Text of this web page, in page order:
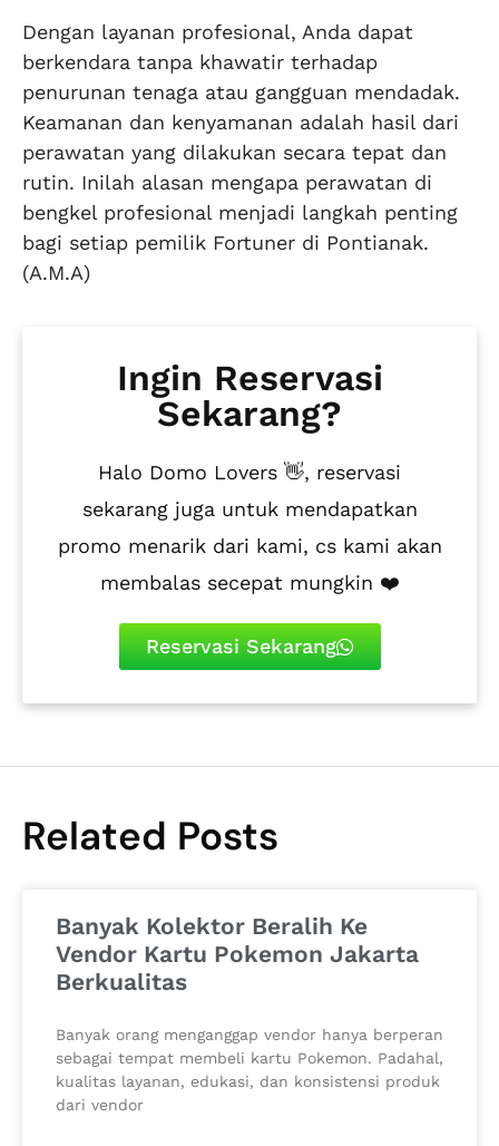
Dengan layanan profesional, Anda dapat
berkendara tanpa khawatir terhadap
penurunan tenaga atau gangguan mendadak.
Keamanan dan kenyamanan adalah hasil dari
perawatan yang dilakukan secara tepat dan
rutin. Inilah alasan mengapa perawatan di
bengkel profesional menjadi langkah penting
bagi setiap pemilik Fortuner di Pontianak.
(A.M.A)
Ingin Reservasi
Sekarang?
Halo Domo Lovers 👋, reservasi
sekarang juga untuk mendapatkan
promo menarik dari kami, cs kami akan
membalas secepat mungkin ❤️
Reservasi Sekarang
Related Posts
Banyak Kolektor Beralih Ke
Vendor Kartu Pokemon Jakarta
Berkualitas
Banyak orang menganggap vendor hanya berperan
sebagai tempat membeli kartu Pokemon. Padahal,
kualitas layanan, edukasi, dan konsistensi produk
dari vendor